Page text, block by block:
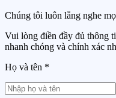
Chúng tôi luôn lắng nghe
Vui lòng điền đầy đủ thông
nhanh chóng và chính xác
Họ và tên *